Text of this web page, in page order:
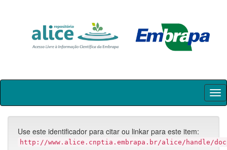
Skip
Use este identificador para citar ou linkar para este item:
http://www.alice.cnptia.embrapa.br/alice/handle/doc/